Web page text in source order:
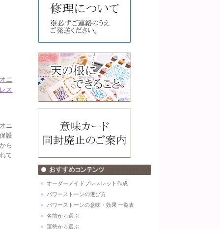
ニ
ス
ニ
護
ら
て
オーダーメイドブレスレット作成
パワーストーンの選び方
パワーストーンの意味・効果 一覧表
名前から選ぶ
運勢から選ぶ